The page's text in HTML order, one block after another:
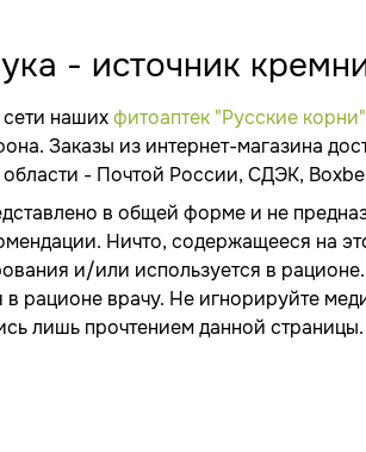
- источник
нашихфитоаптек "Русские корни"
Заказы из интернет-магазина
- Почтой России, СДЭК,
в общей форме и не
Ничто, содержащееся на
и/или используется в
в рационе врачу. Не игнорируйте
лишь прочтением данной страницы.